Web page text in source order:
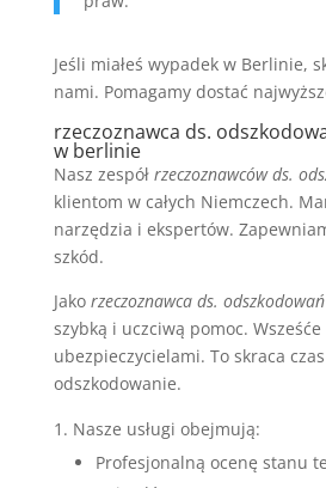
Jeśli miałeś wypadek w Berlinie,
nami. Pomagamy dostać
rzeczoznawca ds.
w berlinie
Nasz zespół rzeczoznawców ds.
klientom w całych Niemczech.
narzędzia i ekspertów.
szkód.
Jako rzeczoznawca ds. odszkodowań
szybką i uczciwą pomoc.
ubezpieczycielami. To skraca
odszkodowanie.
Nasze usługi obejmują:
Profesjonalną ocenę stanu